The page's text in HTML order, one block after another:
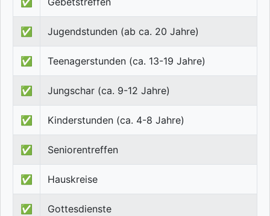
✅ Jugendstunden (ab ca. 20 Jahre)
✅ Teenagerstunden (ca. 13-19 Jahre)
✅ Jungschar (ca. 9-12 Jahre)
✅ Kinderstunden (ca. 4-8 Jahre)
✅ Seniorentreffen
✅ Hauskreise
✅ Gottesdienste